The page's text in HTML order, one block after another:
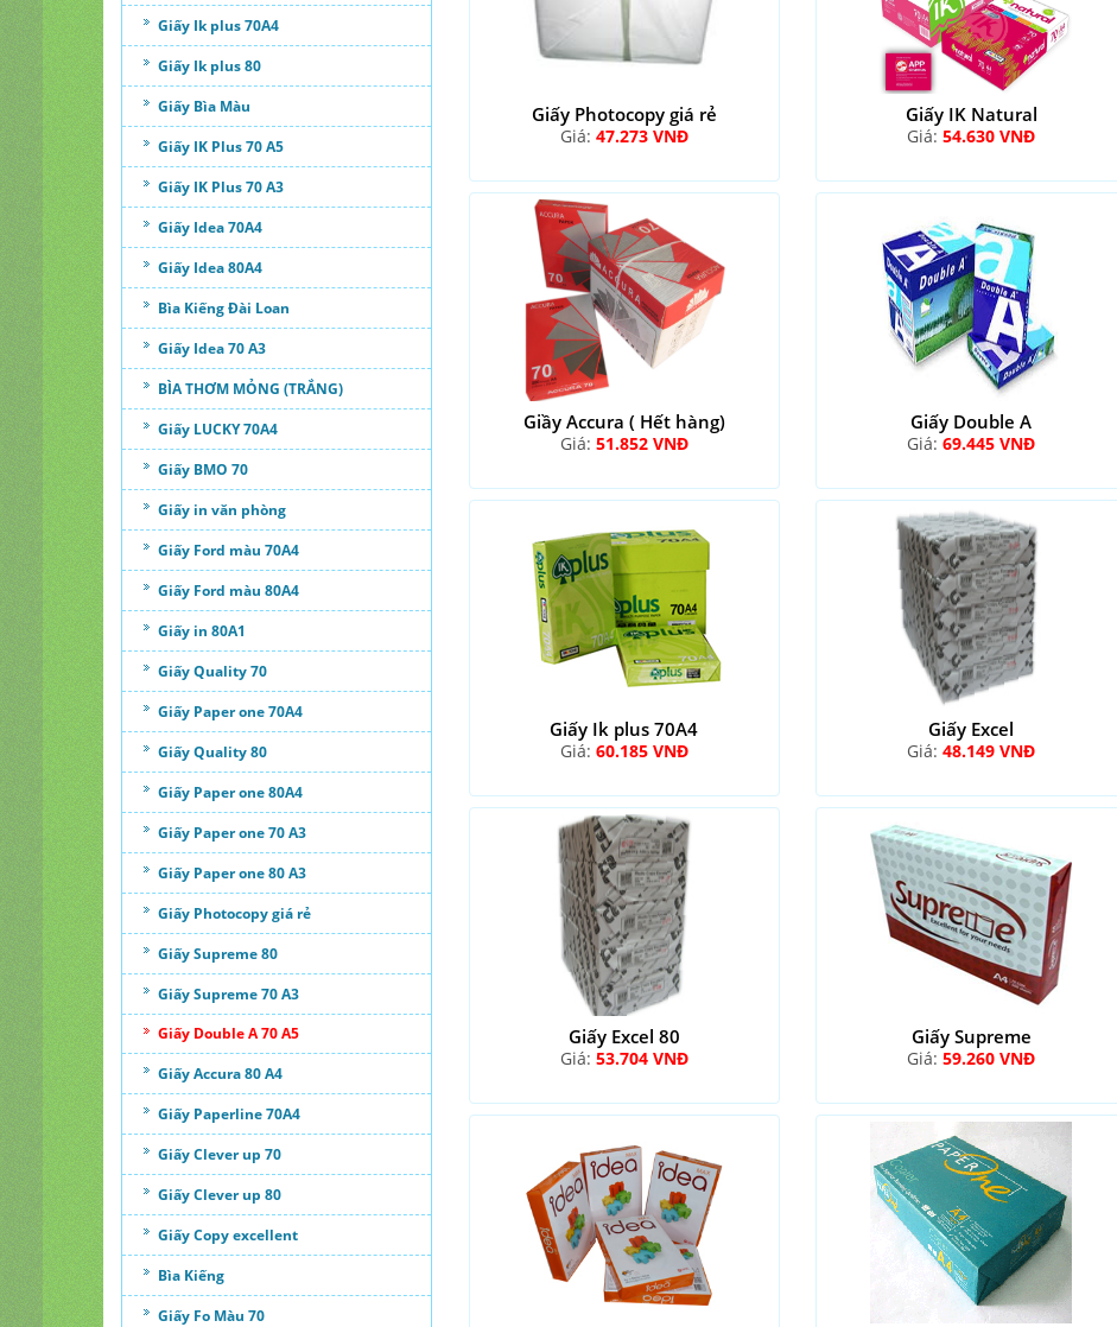
Giấy Ik plus 70A4
Giấy Ik plus 80
Giấy Bìa Màu
Giấy IK Plus 70 A5
Giấy IK Plus 70 A3
Giấy Idea 70A4
Giấy Idea 80A4
Bìa Kiếng Đài Loan
Giấy Idea 70 A3
BÌA THƠM MỎNG (TRẮNG)
Giấy LUCKY 70A4
Giấy BMO 70
Giấy in văn phòng
Giấy Ford màu 70A4
Giấy Ford màu 80A4
Giấy in 80A1
Giấy Quality 70
Giấy Paper one 70A4
Giấy Quality 80
Giấy Paper one 80A4
Giấy Paper one 70 A3
Giấy Paper one 80 A3
Giấy Photocopy giá rẻ
Giấy Supreme 80
Giấy Supreme 70 A3
Giấy Double A 70 A5
Giấy Accura 80 A4
Giấy Paperline 70A4
Giấy Clever up 70
Giấy Clever up 80
Giấy Copy excellent
Bìa Kiếng
Giấy Fo Màu 70
Giấy Photocopy giá rẻ
Giá: 47.273 VNĐ
Giấy IK Natural
Giá:54.630 VNĐ
Giầy Accura ( Hết hàng)
Giá: 51.852 VNĐ
Giấy Double A
Giá:69.445 VNĐ
Giấy Ik plus 70A4
Giá: 60.185 VNĐ
Giấy Excel
Giá:48.149 VNĐ
Giấy Excel 80
Giá: 53.704 VNĐ
Giấy Supreme
Giá:59.260 VNĐ